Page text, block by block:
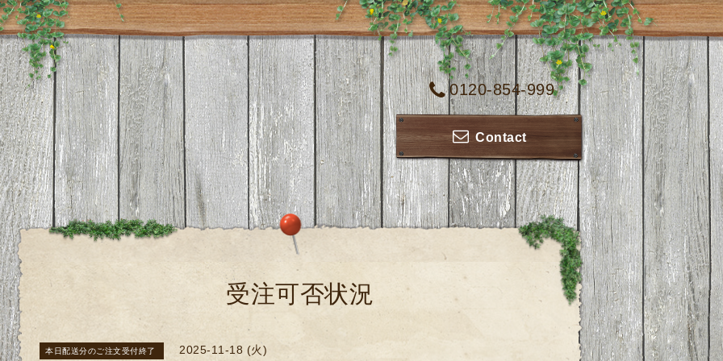
0120-854-999
Contact
受注可否状況
本日配送分のご注文受付終了 2025-11-18 (火)